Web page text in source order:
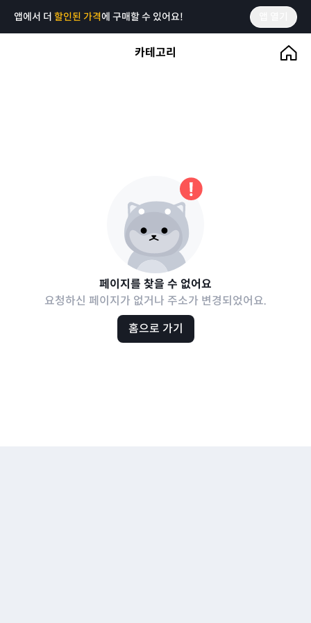
앱에서 더 할인된 가격에 구매할 수 있어요!
카테고리
페이지를 찾을 수 없어요
요청하신 페이지가 없거나 주소가 변경되었어요.
홈으로 가기